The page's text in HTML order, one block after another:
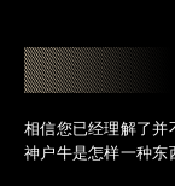
相信您已经理解了并
神户牛是怎样一种东